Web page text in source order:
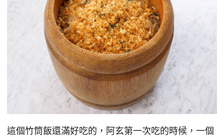
這個竹筒飯還滿好吃的，阿玄第一次吃的時候，一個